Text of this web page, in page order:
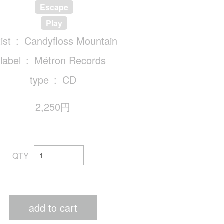
Escape
Play
Candyfloss Mountain
label
Métron Records
type
CD
2,250円
QTY
add to cart